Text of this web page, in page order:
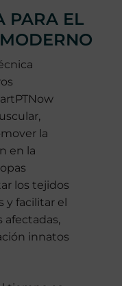
PARA EL
la
en la
los tejidos
y facilitar el
afectadas,
innatos